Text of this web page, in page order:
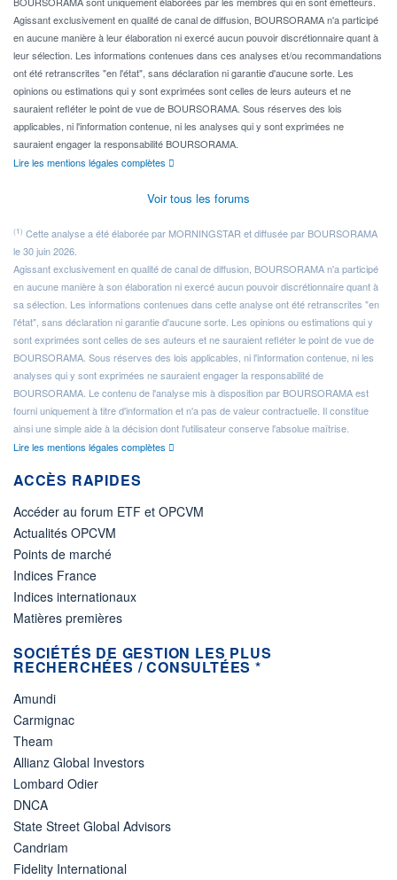
Agissant exclusivement en qualité de canal de diffusion, BOURSORAMA n'a participé
en aucune manière à leur élaboration ni exercé aucun pouvoir discrétionnaire quant à
leur sélection. Les informations contenues dans ces analyses et/ou recommandations
ont été retranscrites "en l'état", sans déclaration ni garantie d'aucune sorte. Les
opinions ou estimations qui y sont exprimées sont celles de leurs auteurs et ne
sauraient refléter le point de vue de BOURSORAMA. Sous réserves des lois
applicables, ni l'information contenue, ni les analyses qui y sont exprimées ne
sauraient engager la responsabilité BOURSORAMA.
Lire les mentions légales complètes
Voir tous les forums
(1) Cette analyse a été élaborée par MORNINGSTAR et diffusée par BOURSORAMA
le 30 juin 2026.
Agissant exclusivement en qualité de canal de diffusion, BOURSORAMA n'a participé
en aucune manière à son élaboration ni exercé aucun pouvoir discrétionnaire quant à
sa sélection. Les informations contenues dans cette analyse ont été retranscrites "en
l'état", sans déclaration ni garantie d'aucune sorte. Les opinions ou estimations qui y
sont exprimées sont celles de ses auteurs et ne sauraient refléter le point de vue de
BOURSORAMA. Sous réserves des lois applicables, ni l'information contenue, ni les
analyses qui y sont exprimées ne sauraient engager la responsabilité de
BOURSORAMA. Le contenu de l'analyse mis à disposition par BOURSORAMA est
fourni uniquement à titre d'information et n'a pas de valeur contractuelle. Il constitue
ainsi une simple aide à la décision dont l'utilisateur conserve l'absolue maîtrise.
Lire les mentions légales complètes
ACCÈS RAPIDES
Accéder au forum ETF et OPCVM
Actualités OPCVM
Points de marché
Indices France
Indices internationaux
Matières premières
SOCIÉTÉS DE GESTION LES PLUS
RECHERCHÉES / CONSULTÉES *
Amundi
Carmignac
Theam
Allianz Global Investors
Lombard Odier
DNCA
State Street Global Advisors
Candriam
Fidelity International